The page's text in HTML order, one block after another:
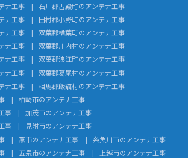
ナ工事
石川郡古殿町のアンテナ工事
ナ工事
田村郡小野町のアンテナ工事
ナ工事
双葉郡楢葉町のアンテナ工事
ナ工事
双葉郡川内村のアンテナ工事
ナ工事
双葉郡浪江町のアンテナ工事
ナ工事
双葉郡葛尾村のアンテナ工事
ナ工事
相馬郡飯舘村のアンテナ工事
柏崎市のアンテナ工事
事
加茂市のアンテナ工事
事
見附市のアンテナ工事
燕市のアンテナ工事
糸魚川市のアンテナ工事
五泉市のアンテナ工事
上越市のアンテナ工事